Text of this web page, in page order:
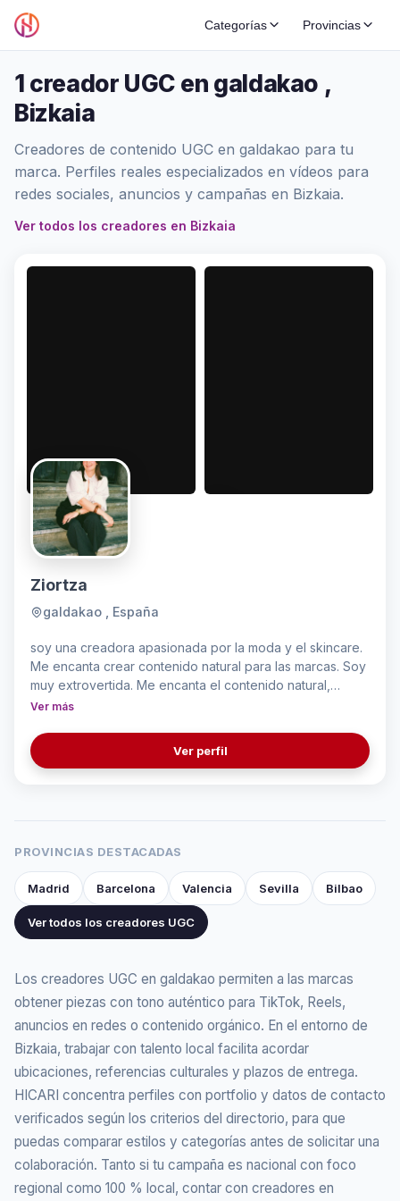
Categorías Provincias
1 creador UGC en galdakao ,
Bizkaia
Creadores de contenido UGC en galdakao para tu
marca. Perfiles reales especializados en vídeos para
redes sociales, anuncios y campañas en Bizkaia.
Ver todos los creadores en Bizkaia
Ziortza
galdakao , España
soy una creadora apasionada por la moda y el skincare.
Me encanta crear contenido natural para las marcas. Soy
muy extrovertida. Me encanta el contenido natural,
neutro y real.
Ver más
Ver perfil
PROVINCIAS DESTACADAS
Madrid Barcelona Valencia Sevilla Bilbao
Ver todos los creadores UGC
Los creadores UGC en galdakao permiten a las marcas
obtener piezas con tono auténtico para TikTok, Reels,
anuncios en redes o contenido orgánico. En el entorno de
Bizkaia, trabajar con talento local facilita acordar
ubicaciones, referencias culturales y plazos de entrega.
HICARI concentra perfiles con portfolio y datos de contacto
verificados según los criterios del directorio, para que
puedas comparar estilos y categorías antes de solicitar una
colaboración. Tanto si tu campaña es nacional con foco
regional como 100 % local, contar con creadores en